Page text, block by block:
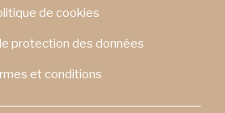
de cookies
protection des données
et conditions